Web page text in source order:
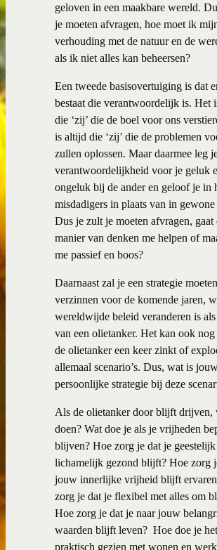
geloven in een maakbare wereld.
je moeten afvragen, hoe moet ik
verhouding met de natuur en de
als ik niet alles kan beheersen?
Een tweede basisovertuiging is dat
bestaat die verantwoordelijk is. Het
die ‘zij’ die de boel voor ons
is altijd die ‘zij’ die de problemen
zullen oplossen. Maar daarmee leg
verantwoordelijkheid voor je geluk
ongeluk bij de ander en geloof je in
misdadigers in plaats van in gewone
Dus je zult je moeten afvragen, gaat
manier van denken me helpen of
me passief en boos?
Daarnaast zal je een strategie moeten
verzinnen voor de komende jaren,
wereldwijde beleid veranderen is
van een olietanker. Het kan ook
de olietanker een keer zinkt of
allemaal scenario’s. Dus, wat is
persoonlijke strategie bij deze
Als de olietanker door blijft drijven,
doen? Wat doe je als je vrijheden
blijven? Hoe zorg je dat je geestelijk
lichamelijk gezond blijft? Hoe zorg
jouw innerlijke vrijheid blijft
zorg je dat je flexibel met alles om
Hoe zorg je dat je naar jouw
waarden blijft leven? Hoe doe je het
praktisch gezien met wonen en